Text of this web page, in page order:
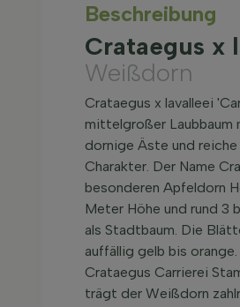
Beschreibung
Crataegus x
Weißdorn
Crataegus x lavalleei
mittelgroßer Laubbaum
dornige Äste und
Charakter. Der Name
besonderen Apfeldorn
Meter Höhe und rund 3
als Stadtbaum. Die
auffällig gelb bis
Crataegus Carrierei
trägt der Weißdorn